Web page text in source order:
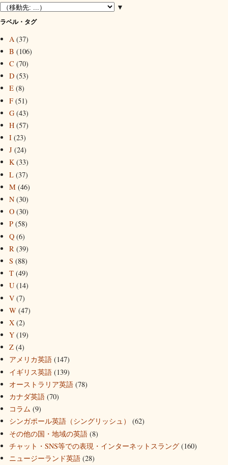
▼
ラベル・タグ
A (37)
B (106)
C (70)
D (53)
E (8)
F (51)
G (43)
H (57)
I (23)
J (24)
K (33)
L (37)
M (46)
N (30)
O (30)
P (58)
Q (6)
R (39)
S (88)
T (49)
U (14)
V (7)
W (47)
X (2)
Y (19)
Z (4)
アメリカ英語 (147)
イギリス英語 (139)
オーストラリア英語 (78)
カナダ英語 (70)
コラム (9)
シンガポール英語（シングリッシュ）
(62)
その他の国・地域の英語 (8)
チャット・SNS等での表現・インターネットスラング (160)
ニュージーランド英語 (28)